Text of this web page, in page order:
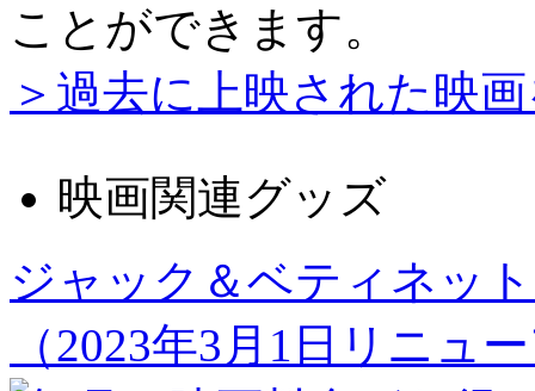
ことができます。
＞過去に上映された映
映画関連グッズ
ジャック＆ベティネッ
（2023年3月1日リニュ